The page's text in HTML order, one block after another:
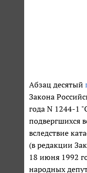
Абзац десятый
Закона
года N 1244-1
подвергшихся
вследствие
(в редакции
18 июня 1992
народных